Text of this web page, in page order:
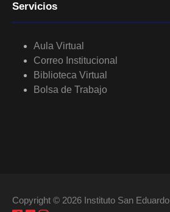
Servicios
Aula Virtual
Correo Institucional
Biblioteca Virtual
Bolsa de Trabajo
Copyright © 2026 Instituto San Eduardo